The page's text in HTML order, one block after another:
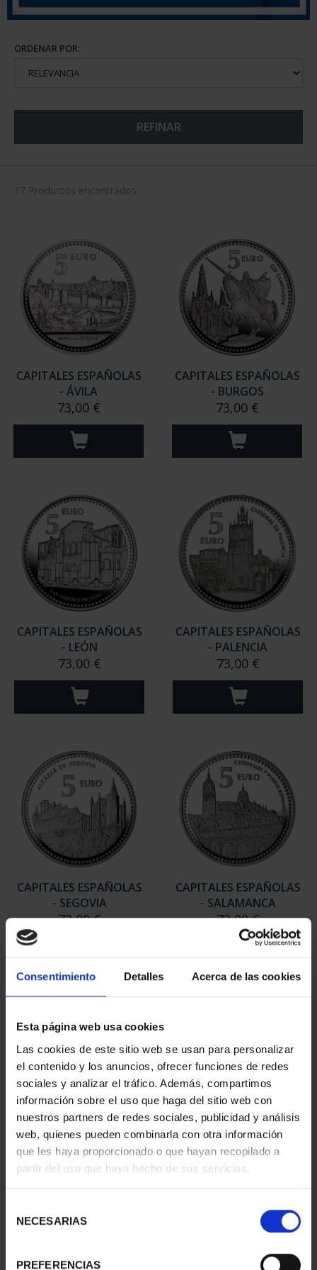
Consentimiento Detalles Acerca de las cookies
Esta página web usa cookies
Las cookies de este sitio web se usan para personalizar
el contenido y los anuncios, ofrecer funciones de redes
sociales y analizar el tráfico. Además, compartimos
información sobre el uso que haga del sitio web con
nuestros partners de redes sociales, publicidad y análisis
web, quienes pueden combinarla con otra información
que les haya proporcionado o que hayan recopilado a
partir del uso que haya hecho de sus servicios.
NECESARIAS
PREFERENCIAS
ORDENAR POR:
REFINAR
17 Productos encontrados
CAPITALES ESPAÑOLAS
- ÁVILA
73,00 €
CAPITALES ESPAÑOLAS
- BURGOS
73,00 €
CAPITALES ESPAÑOLAS
- LEÓN
73,00 €
CAPITALES ESPAÑOLAS
- PALENCIA
73,00 €
CAPITALES ESPAÑOLAS
- SEGOVIA
73,00 €
CAPITALES ESPAÑOLAS
- SALAMANCA
73,00 €
CAPITALES ESPAÑOLAS
- SORIA
73,00 €
CAPITALES ESPAÑOLAS
- VALLADOLID
73,00 €